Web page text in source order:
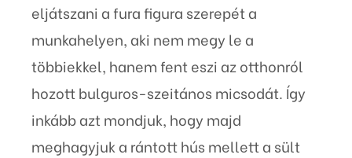
eljátszani a fura figura szerepét a
munkahelyen, aki nem megy le a
többiekkel, hanem fent eszi az otthonról
hozott bulguros-szeitános micsodát. Így
inkább azt mondjuk, hogy majd
meghagyjuk a rántott hús mellett a sült